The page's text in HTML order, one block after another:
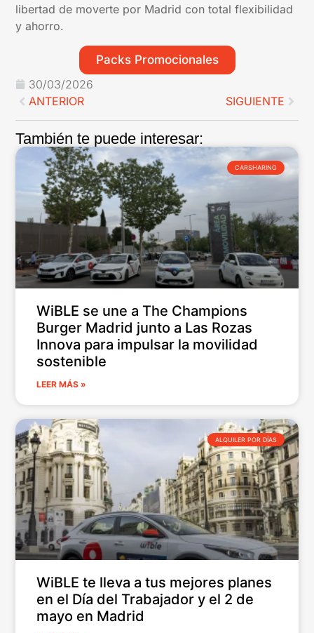
libertad de moverte por Madrid con total flexibilidad
y ahorro.
Packs Promocionales
30/03/2026
ANTERIOR
SIGUIENTE
También te puede interesar:
CARSHARING
WiBLE se une a The Champions
Burger Madrid junto a Las Rozas
Innova para impulsar la movilidad
sostenible
LEER MÁS »
ALQUILER POR DÍAS
WiBLE te lleva a tus mejores planes
en el Día del Trabajador y el 2 de
mayo en Madrid